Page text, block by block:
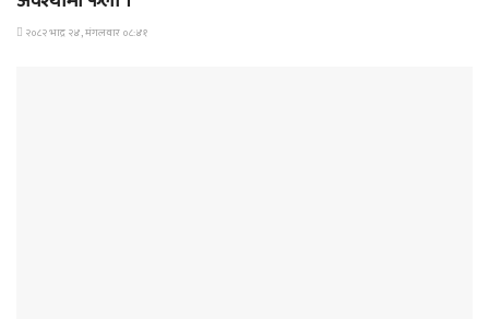
२०८२ भाद्र २४, मंगलवार ०८:४१